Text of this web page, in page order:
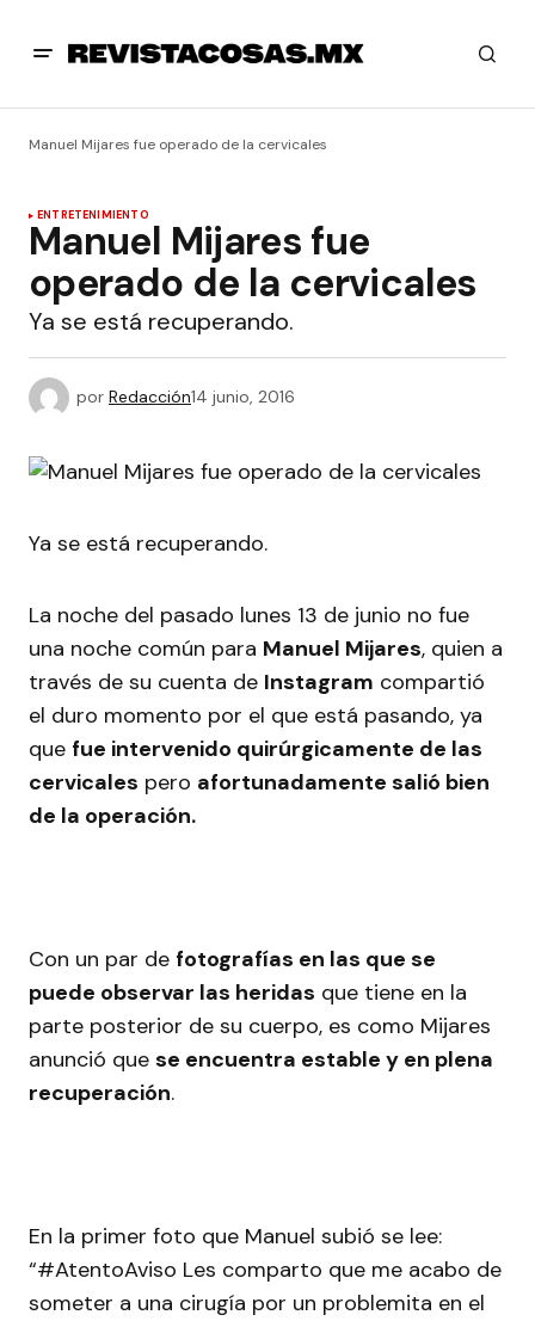
Manuel Mijares fue operado de la cervicales
ENTRETENIMIENTO
Manuel Mijares fue
operado de la cervicales
Ya se está recuperando.
por Redacción14 junio, 2016
Ya se está recuperando.
La noche del pasado lunes 13 de junio no fue
una noche común para Manuel Mijares, quien a
través de su cuenta de Instagram compartió
el duro momento por el que está pasando, ya
que fue intervenido quirúrgicamente de las
cervicales pero afortunadamente salió bien
de la operación.
Con un par de fotografías en las que se
puede observar las heridas que tiene en la
parte posterior de su cuerpo, es como Mijares
anunció que se encuentra estable y en plena
recuperación.
En la primer foto que Manuel subió se lee:
“#AtentoAviso Les comparto que me acabo de
someter a una cirugía por un problemita en el